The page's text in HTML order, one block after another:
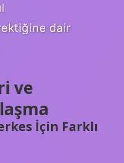
dair
ve
İçin Farklı